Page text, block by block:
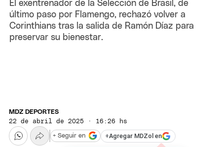
El exentrenador de la Selección de Brasil, de
último paso por Flamengo, rechazó volver a
Corinthians tras la salida de Ramón Díaz para
preservar su bienestar.
MDZ DEPORTES
22 de abril de 2025 · 16:26 hs
+Agregar MDZol en
+ Seguir en